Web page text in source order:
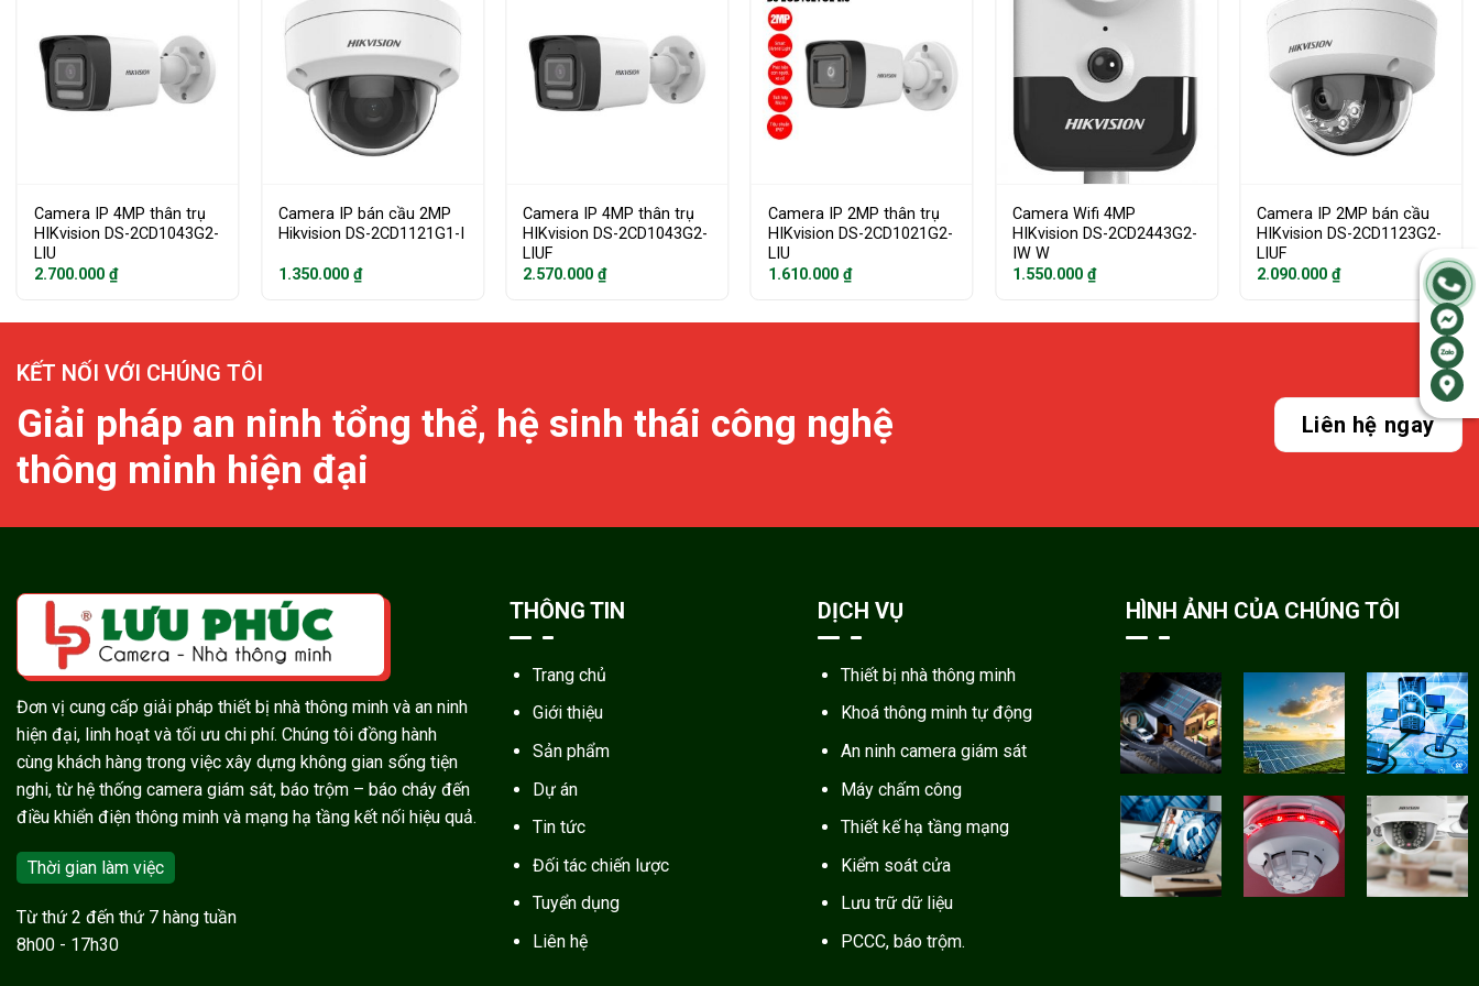
Camera IP 4MP thân trụ
HIKvision DS-2CD1043G2-
LIU
2.700.000 ₫
Camera IP bán cầu 2MP
Hikvision DS-2CD1121G1-I
1.350.000₫
Camera IP 4MP thân trụ
HIKvision DS-2CD1043G2-
LIUF
2.570.000₫
Camera IP 2MP thân trụ
HIKvision DS-2CD1021G2-
LIU
1.610.000 ₫
Camera Wifi 4MP
HIKvision DS-2CD2443G2-
IW W
1.550.000₫
Camera IP 2MP bán cầu
HIKvision DS-2CD1123G2-
LIUF
2.090.000₫
KẾT NỐI VỚI CHÚNG TÔI
Giải pháp an ninh tổng thể, hệ sinh thái công nghệ
thông minh hiện đại
Liên hệ ngay
Đơn vị cung cấp giải pháp thiết bị nhà thông minh và an ninh
hiện đại, linh hoạt và tối ưu chi phí. Chúng tôi đồng hành
cùng khách hàng trong việc xây dựng không gian sống tiện
nghi, từ hệ thống camera giám sát, báo trộm – báo cháy đến
điều khiển điện thông minh và mạng hạ tầng kết nối hiệu quả.
Thời gian làm việc
Từ thứ 2 đến thứ 7 hàng tuần
8h00 - 17h30
THÔNG TIN
Trang chủ
Giới thiệu
Sản phẩm
Dự án
Tin tức
Đối tác chiến lược
Tuyển dụng
Liên hệ
DỊCH VỤ
Thiết bị nhà thông minh
Khoá thông minh tự động
An ninh camera giám sát
Máy chấm công
Thiết kế hạ tầng mạng
Kiểm soát cửa
Lưu trữ dữ liệu
PCCC, báo trộm.
HÌNH ẢNH CỦA CHÚNG TÔI